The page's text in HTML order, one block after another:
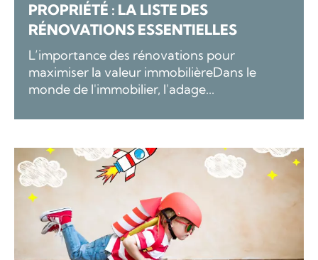
PROPRIÉTÉ : LA LISTE DES
RÉNOVATIONS ESSENTIELLES
L’importance des rénovations pour
maximiser la valeur immobilièreDans le
monde de l'immobilier, l'adage...